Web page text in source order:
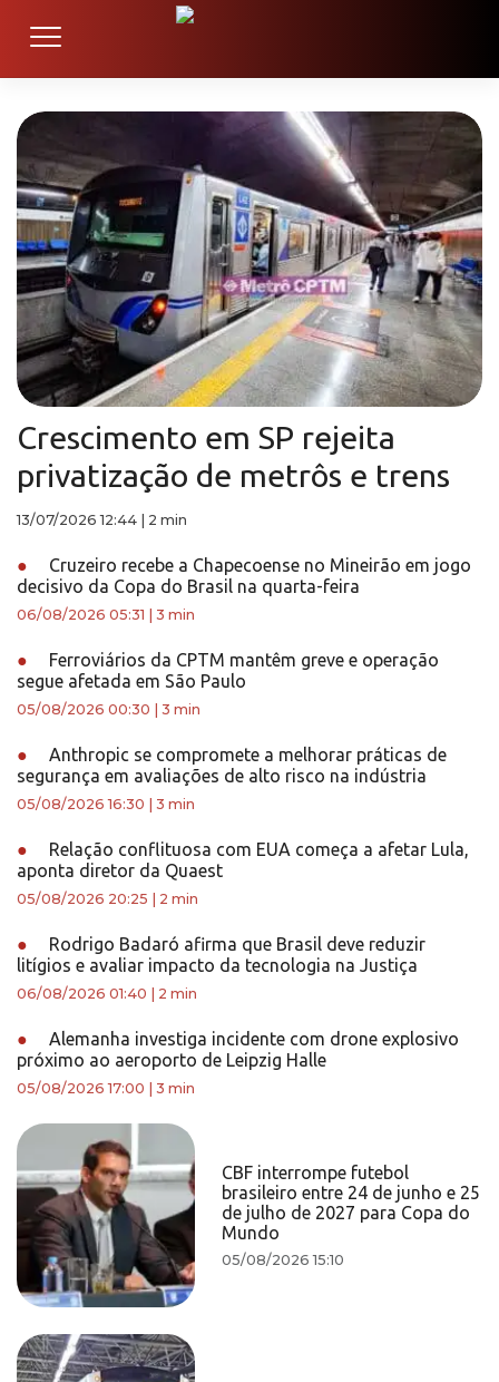
Crescimento em SP rejeita
privatização de metrôs e trens
13/07/2026 12:44 2 min
●
Cruzeiro recebe a Chapecoense no Mineirão em jogo
decisivo da Copa do Brasil na quarta-feira
06/08/2026 05:31 3 min
●
Ferroviários da CPTM mantêm greve e operação
segue afetada em São Paulo
05/08/2026 00:30 3 min
●
Anthropic se compromete a melhorar práticas de
segurança em avaliações de alto risco na indústria
05/08/2026 16:30 3 min
●
Relação conflituosa com EUA começa a afetar Lula,
aponta diretor da Quaest
05/08/2026 20:25 2 min
●
Rodrigo Badaró afirma que Brasil deve reduzir
litígios e avaliar impacto da tecnologia na Justiça
06/08/2026 01:40 2 min
●
Alemanha investiga incidente com drone explosivo
próximo ao aeroporto de Leipzig Halle
05/08/2026 17:00 3 min
CBF interrompe futebol
brasileiro entre 24 de junho e 25
de julho de 2027 para Copa do
Mundo
05/08/2026 15:10